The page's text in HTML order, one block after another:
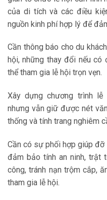
của di tích và các điều
nguồn kinh phí hợp lý để
Cần thông báo cho du
hội, những thay đổi nếu
thể tham gia lễ hội trọn vẹn.
Xây dựng chương trình
nhưng vẫn giữ được nét
thống và tính trang nghiêm
Cần có sự phối hợp giúp
đảm bảo tính an ninh, trật
công, tránh nạn trộm cắp,
tham gia lễ hội.